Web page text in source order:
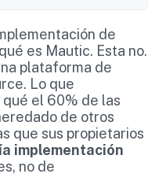
de
es Mautic. Esta no.
plataforma de
Lo que
el 60% de las
de otros
que sus propietarios
implementación
no de